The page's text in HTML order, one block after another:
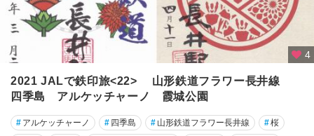
4
2021 JALで鉄印旅<22> 山形鉄道フラワー長井線
四季島 アルケッチャーノ 霞城公園
# アルケッチャーノ # 四季島 # 山形鉄道フラワー長井線 #桜